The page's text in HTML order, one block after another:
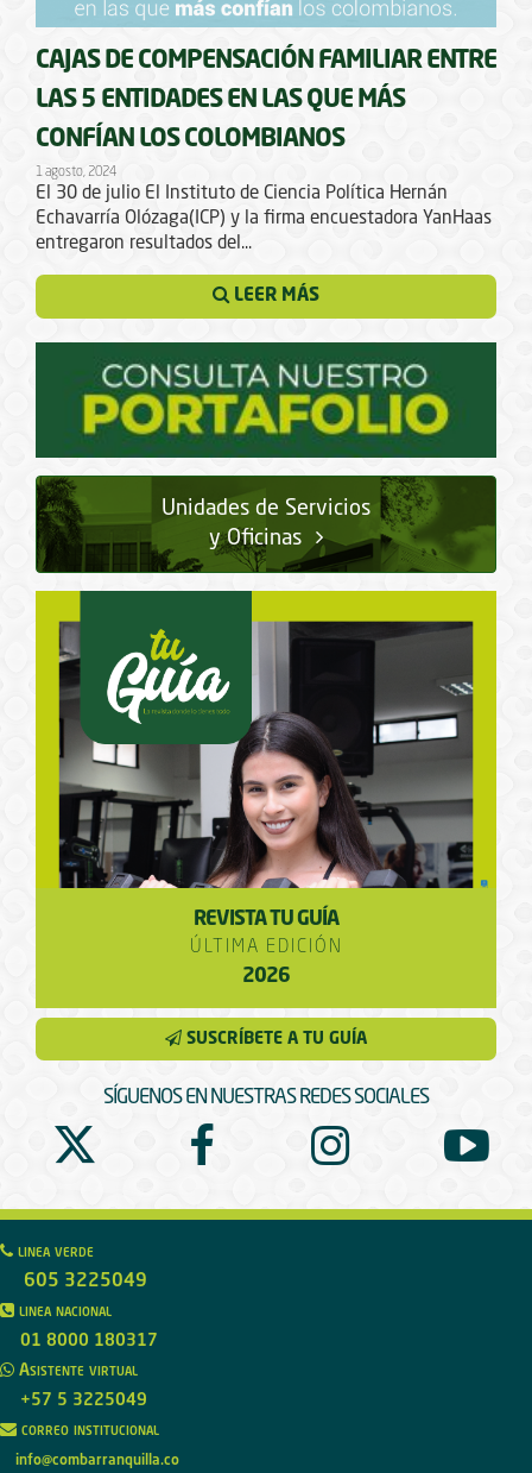
CAJAS DE COMPENSACIÓN FAMILIAR ENTRE
LAS 5 ENTIDADES EN LAS QUE MÁS
CONFÍAN LOS COLOMBIANOS
1 agosto, 2024
El 30 de julio El Instituto de Ciencia Política Hernán
Echavarría Olózaga(ICP) y la firma encuestadora YanHaas
entregaron resultados del...
LEER MÁS
Unidades de Servicios
y Oficinas
REVISTA TU GUÍA
ÚLTIMA EDICIÓN
2026
SUSCRÍBETE A TU GUÍA
SÍGUENOS EN NUESTRAS REDES SOCIALES
linea verde
605 3225049
linea nacional
01 8000 180317
Asistente virtual
+57 5 3225049
correo institucional
info@combarranquilla.co